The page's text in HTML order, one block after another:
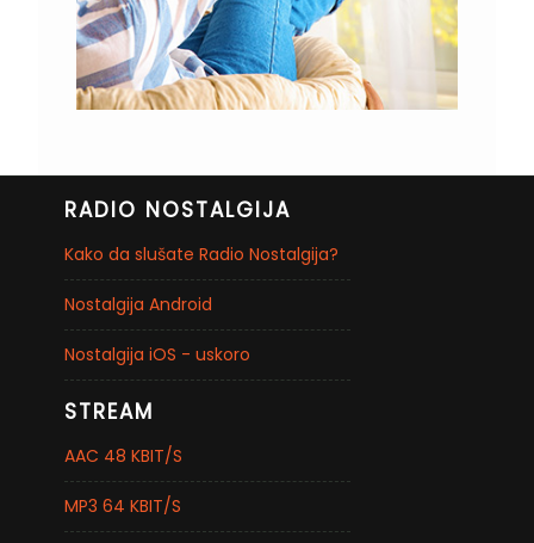
RADIO NOSTALGIJA
Kako da slušate Radio Nostalgija?
Nostalgija Android
Nostalgija iOS - uskoro
STREAM
AAC 48 KBIT/S
MP3 64 KBIT/S